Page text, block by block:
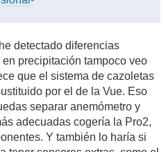
detectado diferencias
precipitación tampoco veo
que el sistema de cazoletas
por el de la Vue. Eso
separar anemómetro y
adecuadas cogería la Pro2,
Y también lo haría si